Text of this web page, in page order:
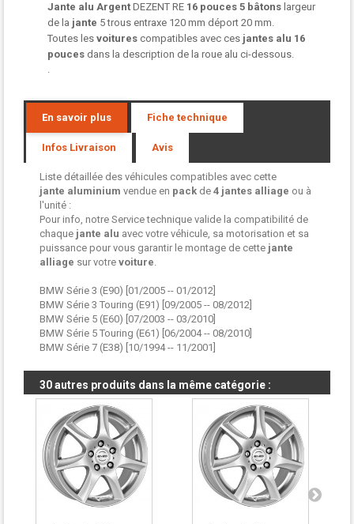
Jante alu Argent DEZENT RE 16 pouces 5 bâtons largeur
de la jante 5 trous entraxe 120 mm déport 20 mm.
Toutes les voitures compatibles avec ces jantes alu 16
pouces dans la description de la roue alu ci-dessous.
.
En savoir plus Fiche technique
Infos Livraison Avis
Liste détaillée des véhicules compatibles avec cette
jante aluminium vendue en pack de 4 jantes alliage ou à
l'unité :
Pour info, notre Service technique valide la compatibilité de
chaque jante alu avec votre véhicule, sa motorisation et sa
puissance pour vous garantir le montage de cette jante
alliage sur votre voiture.
BMW Série 3 (E90) [01/2005 -- 01/2012]
BMW Série 3 Touring (E91) [09/2005 -- 08/2012]
BMW Série 5 (E60) [07/2003 -- 03/2010]
BMW Série 5 Touring (E61) [06/2004 -- 08/2010]
BMW Série 7 (E38) [10/1994 -- 11/2001]
30 autres produits dans la même catégorie :